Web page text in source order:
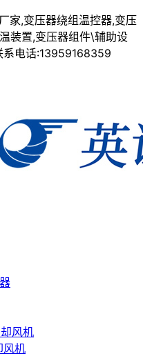
家,变压器绕组温控器,变压
装置,变压器组件\辅助设
系电话:13959168359
风机
风机